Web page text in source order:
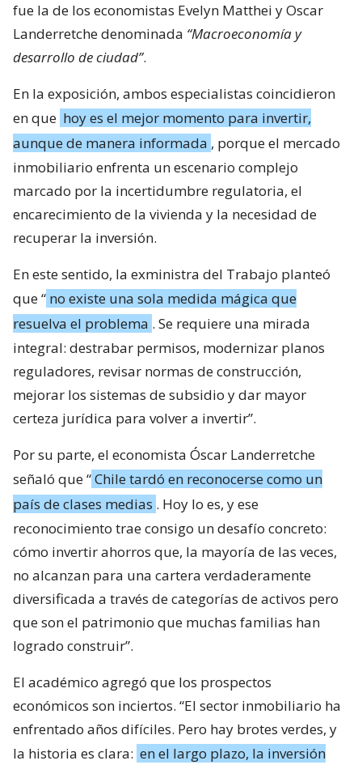
fue la de los economistas Evelyn Matthei y Oscar
Landerretche denominada “Macroeconomía y
desarrollo de ciudad”.
En la exposición, ambos especialistas coincidieron
en que hoy es el mejor momento para invertir,
aunque de manera informada , porque el mercado
inmobiliario enfrenta un escenario complejo
marcado por la incertidumbre regulatoria, el
encarecimiento de la vivienda y la necesidad de
recuperar la inversión.
En este sentido, la exministra del Trabajo planteó
que “ no existe una sola medida mágica que
resuelva el problema . Se requiere una mirada
integral: destrabar permisos, modernizar planos
reguladores, revisar normas de construcción,
mejorar los sistemas de subsidio y dar mayor
certeza jurídica para volver a invertir”.
Por su parte, el economista Óscar Landerretche
señaló que “Chile tardó en reconocerse como un
país de clases medias . Hoy lo es, y ese
reconocimiento trae consigo un desafío concreto:
cómo invertir ahorros que, la mayoría de las veces,
no alcanzan para una cartera verdaderamente
diversificada a través de categorías de activos pero
que son el patrimonio que muchas familias han
logrado construir”.
El académico agregó que los prospectos
económicos son inciertos. “El sector inmobiliario ha
enfrentado años difíciles. Pero hay brotes verdes, y
la historia es clara: en el largo plazo, la inversión